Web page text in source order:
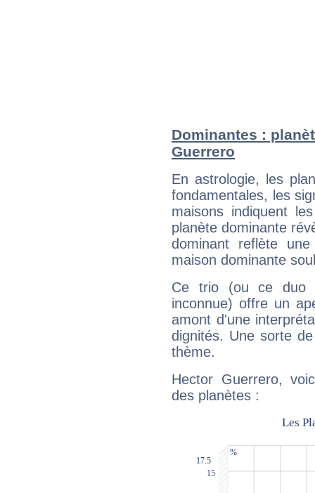
Dominantes :
Guerrero
En astrologie, les
fondamentales, les
maisons indiquent
planète dominante
dominant reflète
maison dominante
Ce trio (ou ce duo
inconnue) offre un
amont d'une
dignités. Une sorte
thème.
Hector Guerrero,
des planètes :